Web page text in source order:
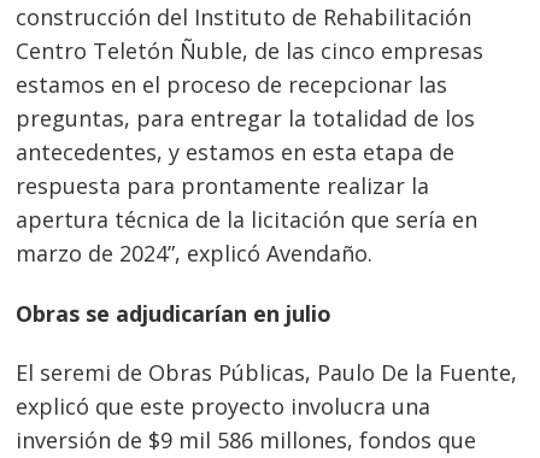
construcción del Instituto de Rehabilitación
Centro Teletón Ñuble, de las cinco empresas
estamos en el proceso de recepcionar las
preguntas, para entregar la totalidad de los
antecedentes, y estamos en esta etapa de
respuesta para prontamente realizar la
apertura técnica de la licitación que sería en
marzo de 2024”, explicó Avendaño.
Obras se adjudicarían en julio
El seremi de Obras Públicas, Paulo De la Fuente,
explicó que este proyecto involucra una
inversión de $9 mil 586 millones, fondos que